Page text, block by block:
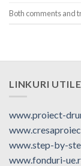
Both comments and
LINKURI UTILE
www.proiect-
www.step-by-
www.fonduri-